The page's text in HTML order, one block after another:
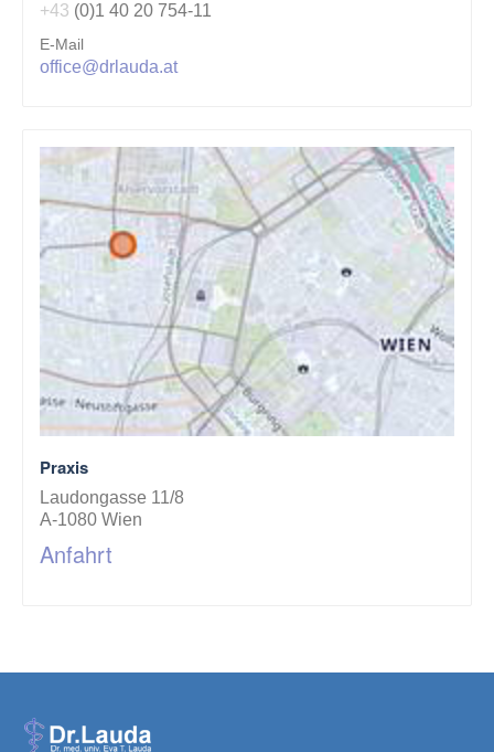
+43 (0)1 40 20 754-11
E-Mail
office@drlauda.at
Praxis
Laudongasse 11/8
A-1080 Wien
Anfahrt